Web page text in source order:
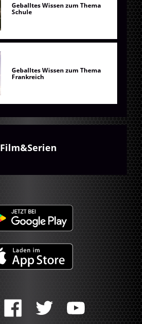
Geballtes Wissen zum Thema
Schule
Geballtes Wissen zum Thema
Frankreich
Film&Serien